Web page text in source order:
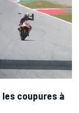
coupures à